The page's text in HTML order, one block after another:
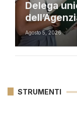
Delega
Agosto 5, 2026
STRUMENTI